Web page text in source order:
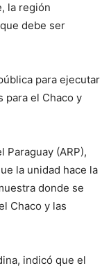
la región
debe ser
para ejecutar
para el Chaco y
Paraguay (ARP),
la unidad hace la
donde se
Chaco y las
indicó que el